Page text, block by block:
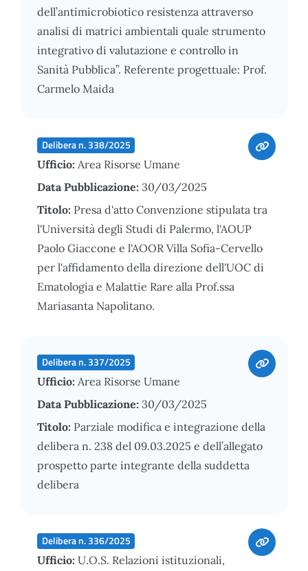
dell’antimicrobiotico resistenza attraverso
analisi di matrici ambientali quale strumento
integrativo di valutazione e controllo in
Sanità Pubblica”. Referente progettuale: Prof.
Carmelo Maida
Delibera n. 338/2025
Ufficio: Area Risorse Umane
Data Pubblicazione: 30/03/2025
Titolo: Presa d'atto Convenzione stipulata tra
l'Università degli Studi di Palermo, l'AOUP
Paolo Giaccone e l'AOOR Villa Sofia-Cervello
per l'affidamento della direzione dell'UOC di
Ematologia e Malattie Rare alla Prof.ssa
Mariasanta Napolitano.
Delibera n. 337/2025
Ufficio: Area Risorse Umane
Data Pubblicazione: 30/03/2025
Titolo: Parziale modifica e integrazione della
delibera n. 238 del 09.03.2025 e dell’allegato
prospetto parte integrante della suddetta
delibera
Delibera n. 336/2025
Ufficio: U.O.S. Relazioni istituzionali,